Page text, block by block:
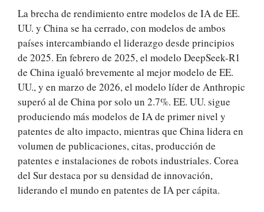
La brecha de rendimiento entre modelos de IA de EE.
UU. y China se ha cerrado, con modelos de ambos
países intercambiando el liderazgo desde principios
de 2025. En febrero de 2025, el modelo DeepSeek-R1
de China igualó brevemente al mejor modelo de EE.
UU., y en marzo de 2026, el modelo líder de Anthropic
superó al de China por solo un 2.7%. EE. UU. sigue
produciendo más modelos de IA de primer nivel y
patentes de alto impacto, mientras que China lidera en
volumen de publicaciones, citas, producción de
patentes e instalaciones de robots industriales. Corea
del Sur destaca por su densidad de innovación,
liderando el mundo en patentes de IA per cápita.